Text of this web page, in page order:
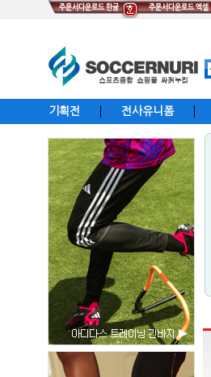
기획전 전사유니폼